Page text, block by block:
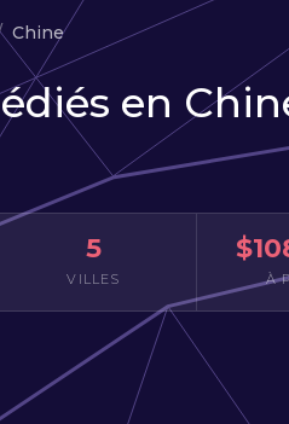
Chine
en
5
VILLES À